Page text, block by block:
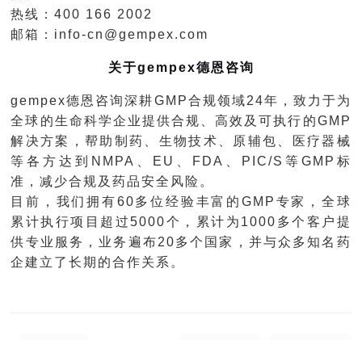
热线：400 166 2002
邮箱： info-cn@gempex.com
关于gempex德恩咨询
gempex德恩咨询深耕GMP合规领域24年，致力于为
全球的生命科学企业提供合规、高效及可执行的GMP
解决方案，帮助制药、生物技术、原辅包、医疗器械
等各方达到 NMPA EU FDA PIC/S 等 GMP 标
准，减少合规及药品安全风险。
目前，我们拥有60多位经验丰富的 GMP 专家，全球
累计执行项目超过5000个，累计为 1000 多个客户提
供专业服务，业务遍布20多个国家，并与众多知名药
企建立了长期的合作关系。